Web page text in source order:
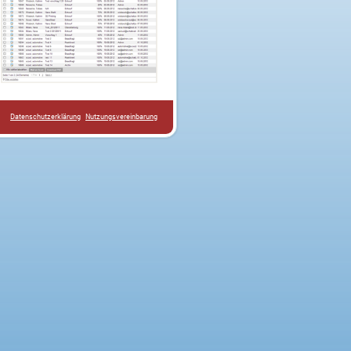
Datenschutzerklärung Nutzungsvereinbarung